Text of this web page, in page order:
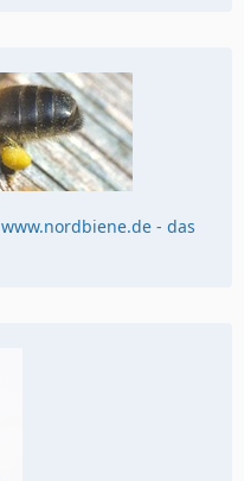
www.nordbiene.de - das